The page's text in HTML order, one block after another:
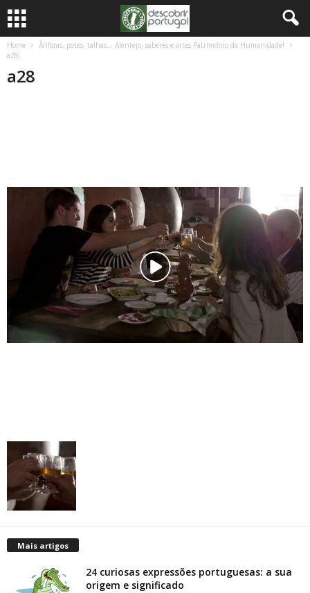
Home
Ânforas, potes, talhas… Alentejo, saberes e artes Património da Humanidade!
a28
a28
Mais artigos
24 curiosas expressões portuguesas: a sua
origem e significado